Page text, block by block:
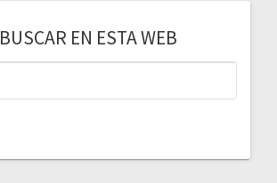
BUSCAR EN ESTA WEB